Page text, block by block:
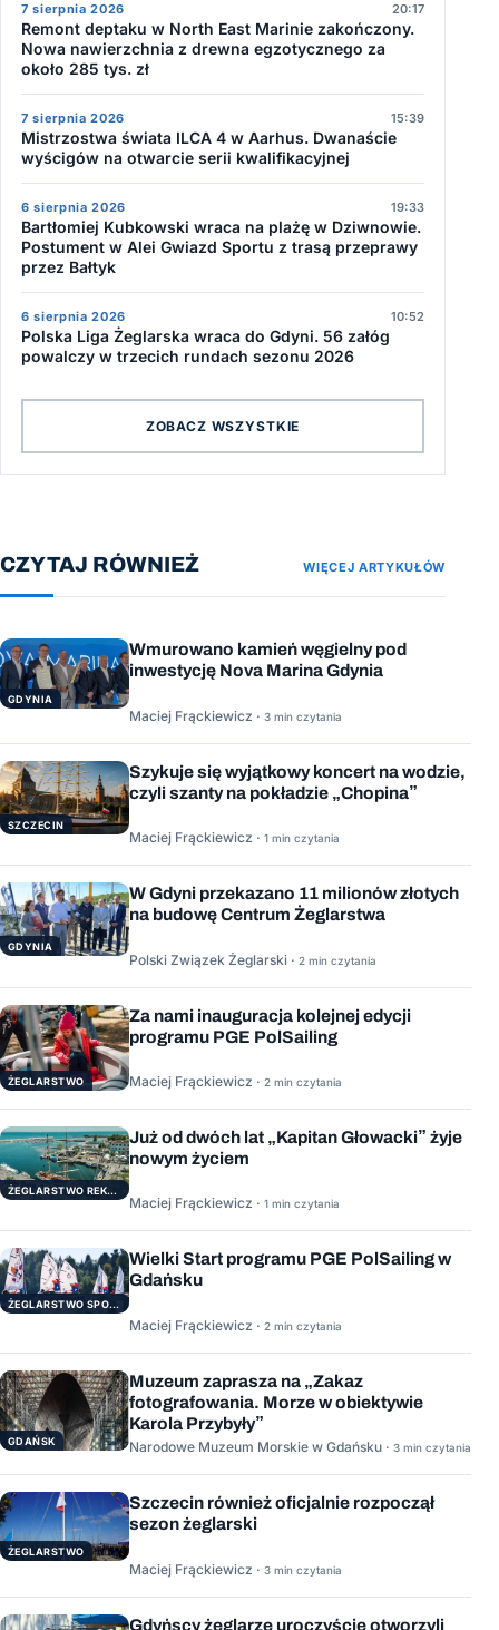
7 sierpnia 2026 20:17
Remont deptaku w North East Marinie zakończony.
Nowa nawierzchnia z drewna egzotycznego za
około 285 tys. zł
7 sierpnia 2026 15:39
Mistrzostwa świata ILCA 4 w Aarhus. Dwanaście
wyścigów na otwarcie serii kwalifikacyjnej
6 sierpnia 2026 19:33
Bartłomiej Kubkowski wraca na plażę w Dziwnowie.
Postument w Alei Gwiazd Sportu z trasą przeprawy
przez Bałtyk
6 sierpnia 2026 10:52
Polska Liga Żeglarska wraca do Gdyni. 56 załóg
powalczy w trzecich rundach sezonu 2026
ZOBACZ WSZYSTKIE
CZYTAJ RÓWNIEŻ WIĘCEJ ARTYKUŁÓW
GDYNIA
Wmurowano kamień węgielny pod
inwestycję Nova Marina Gdynia
Maciej Frąckiewicz · 3 min czytania
SZCZECIN
Szykuje się wyjątkowy koncert na wodzie,
czyli szanty na pokładzie „Chopina”
Maciej Frąckiewicz · 1 min czytania
GDYNIA
W Gdyni przekazano 11 milionów złotych
na budowę Centrum Żeglarstwa
Polski Związek Żeglarski · 2 min czytania
ŻEGLARSTWO
Za nami inauguracja kolejnej edycji
programu PGE PolSailing
Maciej Frąckiewicz · 2 min czytania
ŻEGLARSTWO REKERACYJNE
Już od dwóch lat „Kapitan Głowacki” żyje
nowym życiem
Maciej Frąckiewicz · 1 min czytania
ŻEGLARSTWO SPORTOWE
Wielki Start programu PGE PolSailing w
Gdańsku
Maciej Frąckiewicz · 2 min czytania
GDAŃSK
Muzeum zaprasza na „Zakaz
fotografowania. Morze w obiektywie
Karola Przybyły”
Narodowe Muzeum Morskie w Gdańsku · 3 min czytania
ŻEGLARSTWO
Szczecin również oficjalnie rozpoczął
sezon żeglarski
Maciej Frąckiewicz · 3 min czytania
Gdyńscy żeglarze uroczyście otworzyli